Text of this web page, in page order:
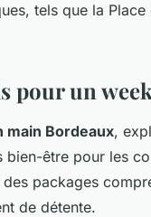
tels que la
pour un
main Bordeaux,
être pour les
packages
de détente.